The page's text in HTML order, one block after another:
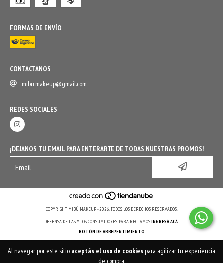
Al navegar por este sitio aceptás el uso de cookiespara agilizar tu experiencia
de compra.
FORMAS DE ENVÍO
CONTACTANOS
mibu.makeup@gmail.com
REDES SOCIALES
¡DEJANOS TU EMAIL PARA ENTERARTE DE TODAS NUESTRAS PROMOS!
COPYRIGHT MIBÚ MAKEUP - 2026. TODOS LOS DERECHOS RESERVADOS.
DEFENSA DE LAS Y LOS CONSUMIDORES. PARA RECLAMOSINGRESÁ ACÁ.
BOTÓN DE ARREPENTIMIENTO